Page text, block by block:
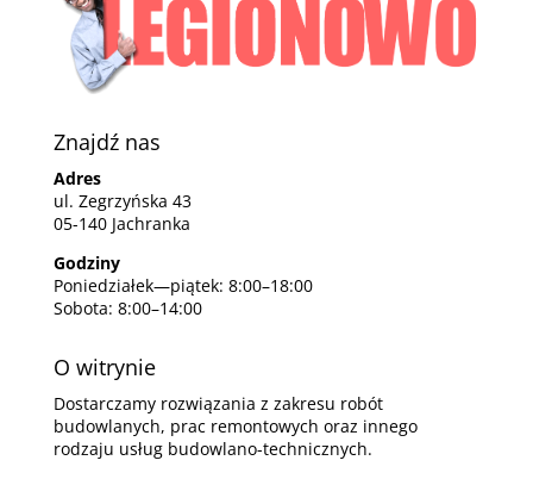
Znajdź nas
Adres
ul. Zegrzyńska 43
05-140 Jachranka
Godziny
Poniedziałek—piątek: 8:00–18:00
Sobota: 8:00–14:00
O witrynie
Dostarczamy rozwiązania z zakresu robót
budowlanych, prac remontowych oraz innego
rodzaju usług budowlano-technicznych.